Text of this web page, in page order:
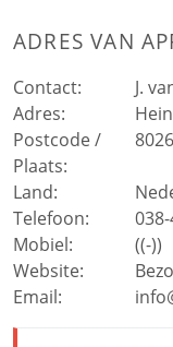
ADRES VAN
Contact:
J.
Adres:
Postcode /
Plaats:
Land:
Telefoon:
Mobiel:
((-))
Website:
Email: